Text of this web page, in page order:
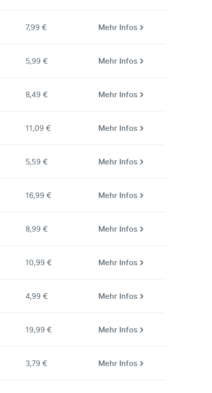
7,99 € Mehr Infos
5,99 € Mehr Infos
8,49 € Mehr Infos
11,09 € Mehr Infos
5,59 € Mehr Infos
16,99 € Mehr Infos
8,99 € Mehr Infos
10,99 € Mehr Infos
4,99 € Mehr Infos
19,99 € Mehr Infos
3,79 € Mehr Infos